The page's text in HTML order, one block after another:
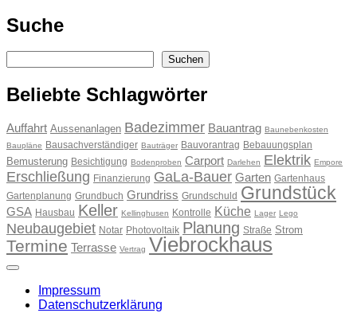
Suche
Suchen
Beliebte Schlagwörter
Auffahrt Aussenanlagen Badezimmer Bauantrag Baunebenkosten
Baupläne Bausachverständiger Bauträger Bauvorantrag Bebauungsplan
Bemusterung Besichtigung Bodenproben Carport Darlehen Elektrik Empore
Erschließung Finanzierung GaLa-Bauer Garten Gartenhaus
Gartenplanung Grundbuch Grundriss Grundschuld Grundstück
GSA Hausbau Keller Kellinghusen Kontrolle Küche Lager Lego
Neubaugebiet Notar Photovoltaik Planung Straße Strom
Termine Terrasse Vertrag Viebrockhaus
Impressum
Datenschutzerklärung